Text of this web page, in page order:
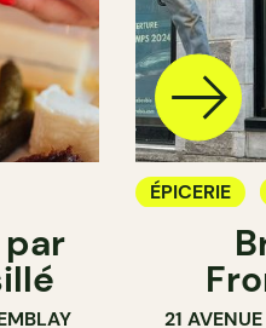
par
ÉPICERIE
21